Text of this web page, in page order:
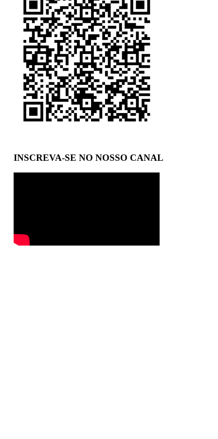
INSCREVA-SE NO NOSSO CANAL